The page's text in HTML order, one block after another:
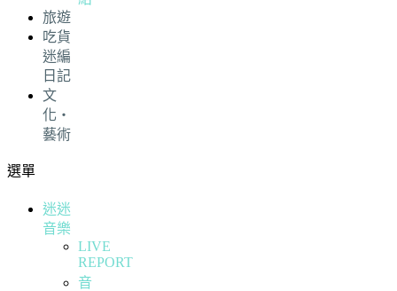
旅遊
吃貨
迷編
日記
文
化・
藝術
選單
迷迷
音樂
LIVE
REPORT
音